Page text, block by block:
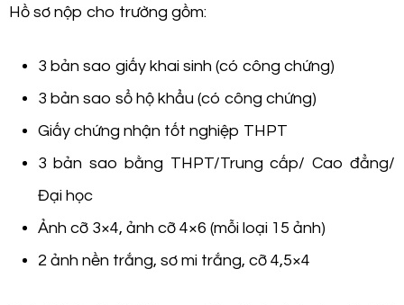
Hồ sơ nộp cho trường gồm:
3 bản sao giấy khai sinh (có công chứng)
3 bản sao sổ hộ khẩu (có công chứng)
Giấy chứng nhận tốt nghiệp THPT
3 bản sao bằng THPT/Trung cấp/ Cao đẳng/
Đại học
Ảnh cỡ 3×4, ảnh cỡ 4×6 (mỗi loại 15 ảnh)
2 ảnh nền trắng, sơ mi trắng, cỡ 4,5×4